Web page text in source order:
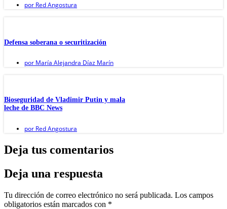
por Red Angostura
Defensa soberana o securitización
por María Alejandra Díaz Marín
Bioseguridad de Vladimir Putin y mala
leche de BBC News
por Red Angostura
Deja tus comentarios
Deja una respuesta
Tu dirección de correo electrónico no será publicada. Los campos
obligatorios están marcados con *